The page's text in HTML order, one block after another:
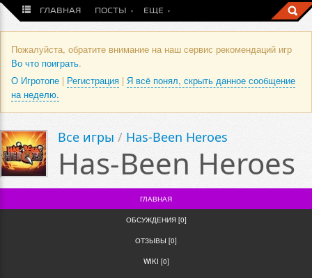
ГЛАВНАЯ ПОСТЫ ЕЩЕ
Пожалуйста, обратите внимание на наш сервис рекомендаций игр
Во что поиграть.
О Игротопе | Регистрация | Я всё понял, скрыть данное сообщение
на неделю.
Все игры / Has-Been Heroes
Has-Been Heroes
ГЛАВНАЯ
ОБСУЖДЕНИЯ [0]
ОТЗЫВЫ [0]
WIKI [0]